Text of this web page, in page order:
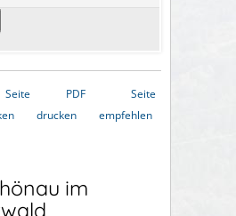
Seite
PDF
drucken
Seite
empfehlen
im